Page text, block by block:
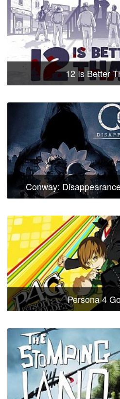
12 Is Better
Conway:
Persona 4